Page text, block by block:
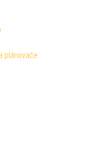
plánovače